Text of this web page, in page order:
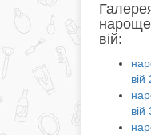
вій:
вій
вій